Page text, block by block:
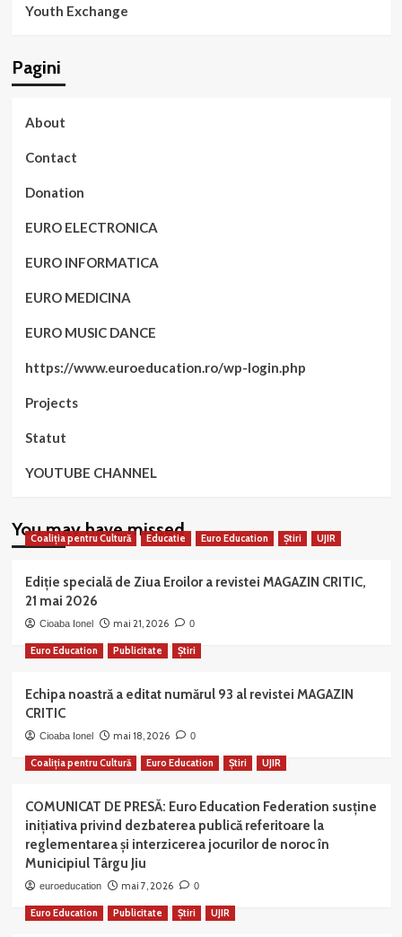
Youth Exchange
Pagini
About
Contact
Donation
EURO ELECTRONICA
EURO INFORMATICA
EURO MEDICINA
EURO MUSIC DANCE
https://www.euroeducation.ro/wp-login.php
Projects
Statut
YOUTUBE CHANNEL
You may have missed
Coaliția pentru Cultură Educatie Euro Education Știri UJIR
Ediție specială de Ziua Eroilor a revistei MAGAZIN CRITIC,
21 mai 2026
Cioaba Ionel mai 21, 2026 0
Euro Education Publicitate Știri
Echipa noastră a editat numărul 93 al revistei MAGAZIN
CRITIC
Cioaba Ionel mai 18, 2026 0
Coaliția pentru Cultură Euro Education Știri UJIR
COMUNICAT DE PRESĂ: Euro Education Federation susține
inițiativa privind dezbaterea publică referitoare la
reglementarea și interzicerea jocurilor de noroc în
Municipiul Târgu Jiu
euroeducation mai 7, 2026 0
Euro Education Publicitate Știri UJIR